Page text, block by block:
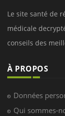
Le site santé de
médicale
conseils des
À PROPOS
Données
Qui sommes-